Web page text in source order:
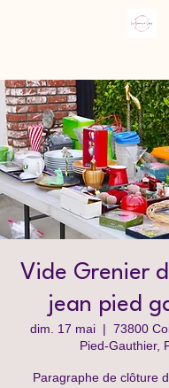
Vide Grenier
jean pied
dim. 17 mai
  |
73800
Pied-Gauthier,
Paragraphe de clôture